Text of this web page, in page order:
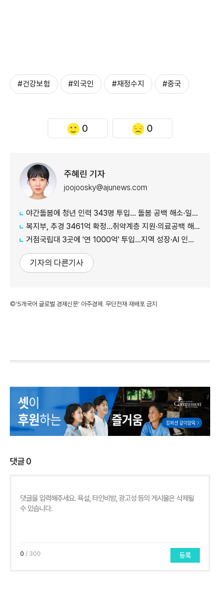
#건강보험 #외국인 #재정수지 #중국
0 0
주혜린 기자
joojoosky@ajunews.com
야간돌봄에 청년 인력 343명 투입… 돌봄 공백 해소·일자리 확대 추진
복지부, 추경 3461억 확정…취약계층 지원·의료공백 해소 강화
거점국립대 3곳에 '연 1000억' 투입…지역 성장·AI 인재 거점 육성
기자의 다른기사
©'5개국어 글로벌 경제신문' 아주경제. 무단전재·재배포 금지
댓글0
0 / 300 등록